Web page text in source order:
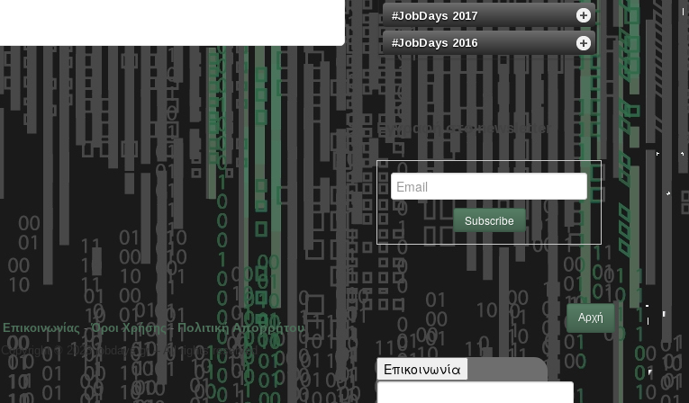
#JobDays 2017
#JobDays 2016
Εγγραφή στο newsletter
Επικοινωνίας -Όροι Χρήσης- Πολιτική Απορρήτου
Copyright © 2023 jobdays.gr -- All rights reserved
Αρχή